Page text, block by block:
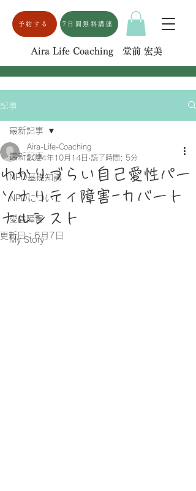
予約する
Aira Life Coaching 堂前 宏美
7日間無料講座
記事
最新記事
NPD基礎知識
NPDについて
愛着障害
My Story
最新記事
わかりづらい自己愛性パー
ソナリティ障害-カバート
ナルシスト
Aira-Life-Coaching
2024年10月14日 読了時間: 5分
更新日： 6月7日